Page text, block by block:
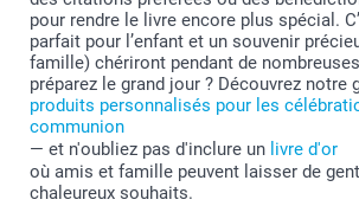
pour rendre le livre encore plus spécial.
parfait pour l’enfant et un souvenir
famille) chériront pendant de
préparez le grand jour ? Découvrez notre
produits personnalisés pour les
communion
— et n'oubliez pas d'inclure un livre d'or
où amis et famille peuvent laisser de
chaleureux souhaits.